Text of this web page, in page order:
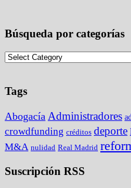
Búsqueda por categorías
Tags
Abogacía Administradores
crowdfunding créditos deporte
M&A nulidad Real Madrid
Suscripción RSS